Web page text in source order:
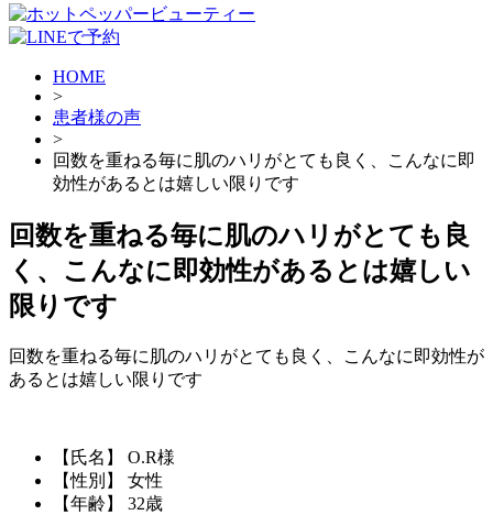
HOME
>
患者様の声
>
回数を重ねる毎に肌のハリがとても良く、こんなに即
効性があるとは嬉しい限りです
回数を重ねる毎に肌のハリがとても良
く、こんなに即効性があるとは嬉しい
限りです
回数を重ねる毎に肌のハリがとても良く、こんなに即効性が
あるとは嬉しい限りです
【氏名】 O.R様
【性別】 女性
【年齢】 32歳